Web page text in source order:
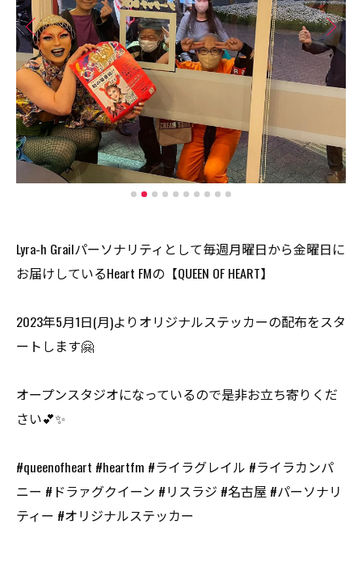
Lyra-h Grailパーソナリティとして毎週月曜日から金曜日に
お届けしているHeart FMの【QUEEN OF HEART】
2023年5月1日(月)よりオリジナルステッカーの配布をスタ
ートします🤗
オープンスタジオになっているので是非お立ち寄りくだ
さい💕✨️
#queenofheart #heartfm #ライラグレイル #ライラカンパ
ニー #ドラァグクイーン #リスラジ #名古屋 #パーソナリ
ティー #オリジナルステッカー